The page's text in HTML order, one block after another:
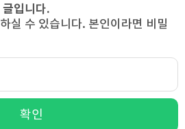
입니다.
실 수 있습니다. 본인이라면 비밀
확인